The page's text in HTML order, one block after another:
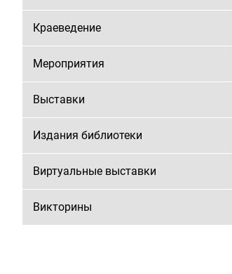
Краеведение
Мероприятия
Выставки
Издания библиотеки
Виртуальные выставки
Викторины